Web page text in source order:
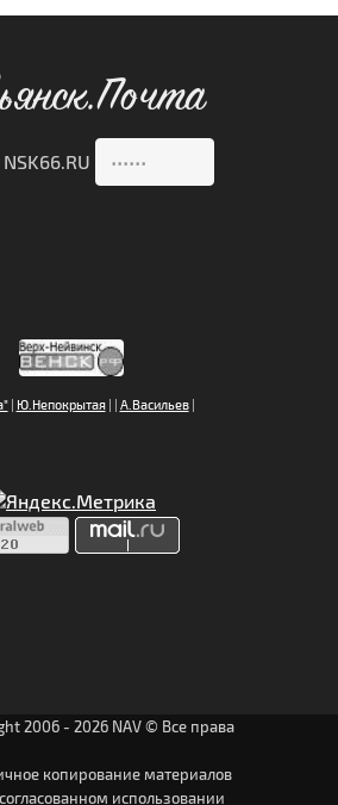
| Ю.Непокрытая| | А.Васильев|
2006 - 2026 NAV © Все права
копирование материалов
использовании